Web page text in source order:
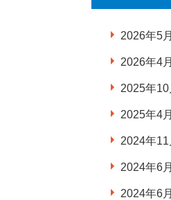
2026年5
2026年4
2025年
2025年4
2024年
2024年6
2024年6